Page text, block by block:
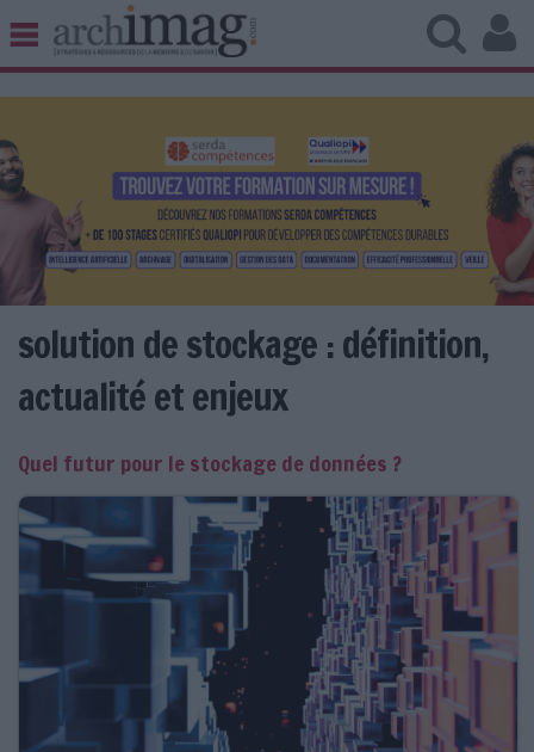
BIBLIOTHÈQUE ÉDITION
UNIVERS DATA
TRAVAIL COLLABORATIF
VIE NUMÉRIQUE
NUMÉRIQUE RESPONSABLE
LES NEWSLETTERS
LES GUIDES PRATIQUES
LES BASES DE DONNÉES
L'ANNUAIRE DES ACTEURS
LES LIVRES BLANCS
LES SUPPLÉMENTS
solution de stockage : définition,
actualité et enjeux
Quel futur pour le stockage de données ?